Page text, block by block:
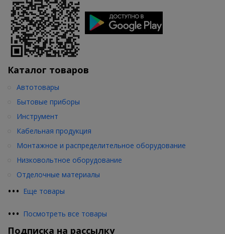
Каталог товаров
••• Еще товары
Автотовары
Бытовые приборы
Инструмент
Кабельная продукция
Монтажное и распределительное оборудование
Низковольтное оборудование
Отделочные материалы
••• Посмотреть все товары
Подписка на рассылку